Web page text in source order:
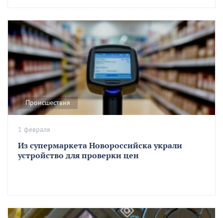
Происшествия
Из супермаркета Новороссийска украли
устройство для проверки цен
1 февраля